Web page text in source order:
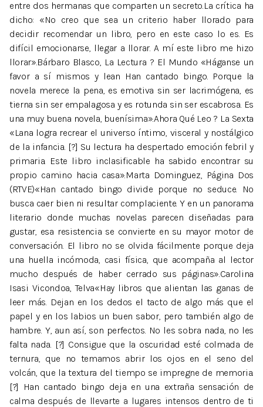
entre dos hermanas que comparten un secreto.La crítica ha
dicho: «No creo que sea un criterio haber llorado para
decidir recomendar un libro, pero en este caso lo es. Es
difícil emocionarse, llegar a llorar. A mí este libro me hizo
llorar».Bárbaro Blasco, La Lectura ? El Mundo «Háganse un
favor a sí mismos y lean Han cantado bingo. Porque la
novela merece la pena, es emotiva sin ser lacrimógena, es
tierna sin ser empalagosa y es rotunda sin ser escabrosa. Es
una muy buena novela, buenísima».Ahora Qué Leo ? La Sexta
«Lana logra recrear el universo íntimo, visceral y nostálgico
de la infancia. [?] Su lectura ha despertado emoción febril y
primaria. Este libro inclasificable ha sabido encontrar su
propio camino hacia casa».Marta Dominguez, Página Dos
(RTVE)«Han cantado bingo divide porque no seduce. No
busca caer bien ni resultar complaciente. Y en un panorama
literario donde muchas novelas parecen diseñadas para
gustar, esa resistencia se convierte en su mayor motor de
conversación. El libro no se olvida fácilmente porque deja
una huella incómoda, casi física, que acompaña al lector
mucho después de haber cerrado sus páginas».Carolina
Isasi Vicondoa, Telva«Hay libros que alientan las ganas de
leer más. Dejan en los dedos el tacto de algo más que el
papel y en los labios un buen sabor, pero también algo de
hambre. Y, aun así, son perfectos. No les sobra nada, no les
falta nada. [?] Consigue que la oscuridad esté colmada de
ternura, que no temamos abrir los ojos en el seno del
volcán, que la textura del tiempo se impregne de memoria.
[?] Han cantado bingo deja en una extraña sensación de
calma después de llevarte a lugares intensos dentro de ti